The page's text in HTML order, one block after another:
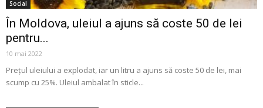
Social
În Moldova, uleiul a ajuns să coste 50 de lei
pentru...
10 mai 2022
Prețul uleiului a explodat, iar un litru a ajuns să coste 50 de lei, mai
scump cu 25%. Uleiul ambalat în sticle...